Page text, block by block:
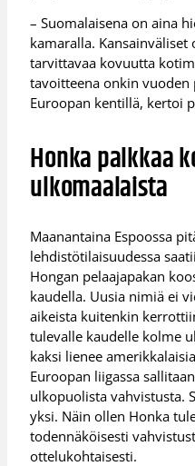
– Suomalaisena on aina
kamaralla.
tarvittavaa kovuutta
tavoitteena onkin vuoden
Euroopan kentillä, kertoi
Honka palkkaa
ulkomaalaista
Maanantaina Espoossa
lehdistötilaisuudessa
Hongan pelaajapakan
kaudella. Uusia nimiä ei
aikeista kuitenkin
tulevalle kaudelle kolme
kaksi lienee
Euroopan liigassa
ulkopuolista vahvistusta.
yksi. Näin ollen Honka
todennäköisesti
ottelukohtaisesti.